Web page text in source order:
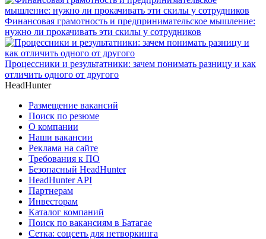
Финансовая грамотность и предпринимательское мышление:
нужно ли прокачивать эти скилы у сотрудников
Процессники и результатники: зачем понимать разницу и как
отличить одного от другого
HeadHunter
Размещение вакансий
Поиск по резюме
О компании
Наши вакансии
Реклама на сайте
Требования к ПО
Безопасный HeadHunter
HeadHunter API
Партнерам
Инвесторам
Каталог компаний
Поиск по вакансиям в Батагае
Сетка: соцсеть для нетворкинга